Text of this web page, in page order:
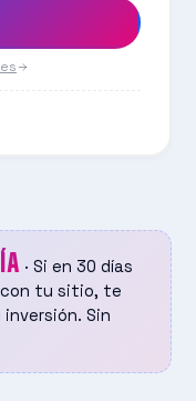
· Si en 30 días
con tu sitio, te
inversión. Sin